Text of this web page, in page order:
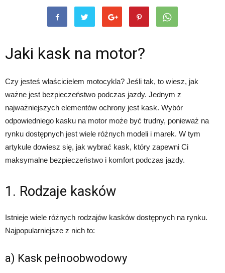
Jaki kask na motor?
Czy jesteś właścicielem motocykla? Jeśli tak, to wiesz, jak
ważne jest bezpieczeństwo podczas jazdy. Jednym z
najważniejszych elementów ochrony jest kask. Wybór
odpowiedniego kasku na motor może być trudny, ponieważ na
rynku dostępnych jest wiele różnych modeli i marek. W tym
artykule dowiesz się, jak wybrać kask, który zapewni Ci
maksymalne bezpieczeństwo i komfort podczas jazdy.
1. Rodzaje kasków
Istnieje wiele różnych rodzajów kasków dostępnych na rynku.
Najpopularniejsze z nich to:
a) Kask pełnoobwodowy